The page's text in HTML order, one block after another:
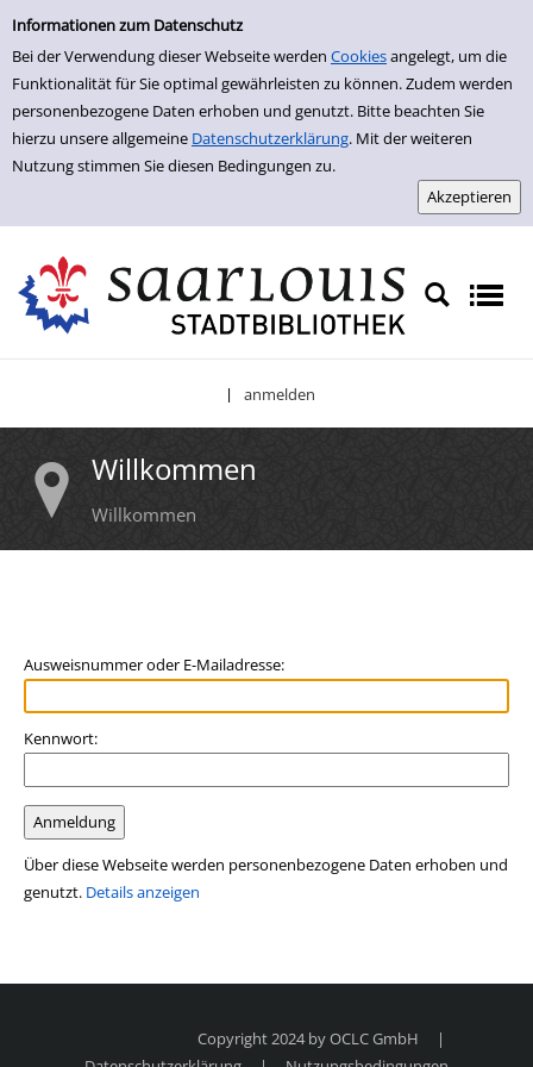
Willkommen
Informationen zum Datenschutz
Bei der Verwendung dieser Webseite werden Cookiesangelegt, um die
Funktionalität für Sie optimal gewährleisten zu können. Zudem werden
personenbezogene Daten erhoben und genutzt. Bitte beachten Sie
hierzu unsere allgemeine Datenschutzerklärung. Mit der weiteren
Nutzung stimmen Sie diesen Bedingungen zu.
| anmelden
Willkommen
Willkommen
Ausweisnummer oder E-Mailadresse:
Kennwort:
Über diese Webseite werden personenbezogene Daten erhoben und
genutzt. Details anzeigen
Copyright 2024 by OCLC GmbH
|